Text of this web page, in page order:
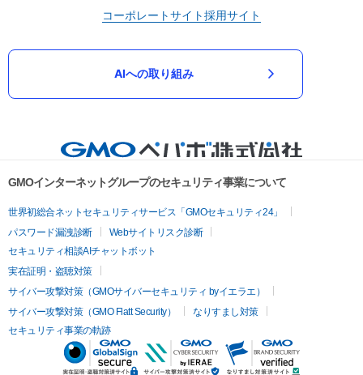
コーポレートサイト採用サイト
AIへの取り組み
GMOインターネットグループのセキュリティ事業について
世界初総合ネットセキュリティサービス「GMOセキュリティ24」
パスワード漏洩診断
Webサイトリスク診断
セキュリティ相談AIチャットボット
実在証明・盗聴対策
サイバー攻撃対策（GMOサイバーセキュリティ byイエラエ）
サイバー攻撃対策（GMO Flatt Security）
なりすまし対策
セキュリティ事業の軌跡